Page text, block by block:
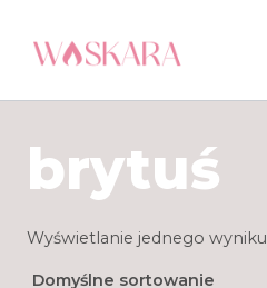
brytuś
Wyświetlanie jednego wyniku